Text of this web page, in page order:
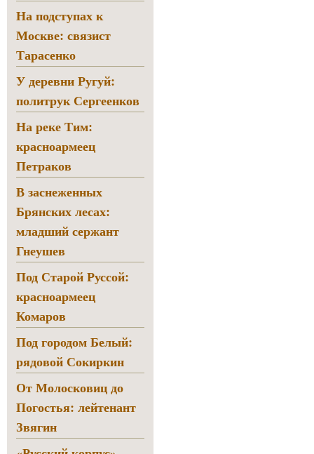
На подступах к
Москве: связист
Тарасенко
У деревни Ругуй:
политрук Сергеенков
На реке Тим:
красноармеец
Петраков
В заснеженных
Брянских лесах:
младший сержант
Гнеушев
Под Старой Руссой:
красноармеец
Комаров
Под городом Белый:
рядовой Сокиркин
От Молосковиц до
Погостья: лейтенант
Звягин